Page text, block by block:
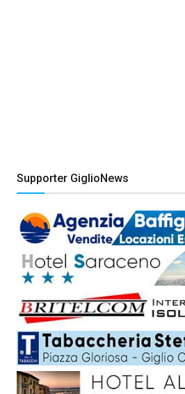
Supporter GiglioNews